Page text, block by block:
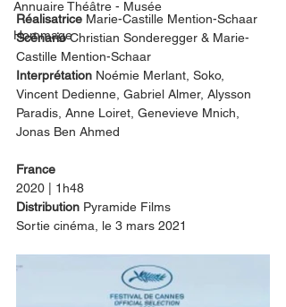
Annuaire Théâtre - Musée
Hommage
Réalisatrice Marie-Castille Mention-Schaar
Scénario Christian Sonderegger & Marie-
Castille Mention-Schaar
Interprétation Noémie Merlant, Soko,
Vincent Dedienne, Gabriel Almer, Alysson
Paradis, Anne Loiret, Genevieve Mnich,
Jonas Ben Ahmed
France
2020 | 1h48
Distribution Pyramide Films
Sortie cinéma, le 3 mars 2021